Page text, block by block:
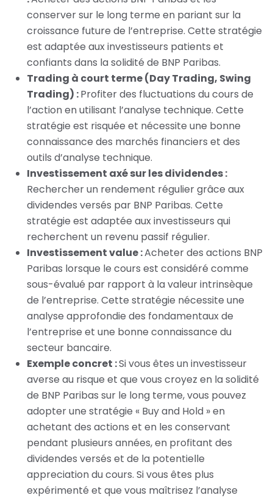
conserver sur le long terme en pariant sur la
croissance future de l’entreprise. Cette stratégie
est adaptée aux investisseurs patients et
confiants dans la solidité de BNP Paribas.
Trading à court terme (Day Trading, Swing
Trading) :Profiter des fluctuations du cours de
l’action en utilisant l’analyse technique. Cette
stratégie est risquée et nécessite une bonne
connaissance des marchés financiers et des
outils d’analyse technique.
Investissement axé sur les dividendes :
Rechercher un rendement régulier grâce aux
dividendes versés par BNP Paribas. Cette
stratégie est adaptée aux investisseurs qui
recherchent un revenu passif régulier.
Investissement value :Acheter des actions BNP
Paribas lorsque le cours est considéré comme
sous-évalué par rapport à la valeur intrinsèque
de l’entreprise. Cette stratégie nécessite une
analyse approfondie des fondamentaux de
l’entreprise et une bonne connaissance du
secteur bancaire.
Exemple concret :Si vous êtes un investisseur
averse au risque et que vous croyez en la solidité
de BNP Paribas sur le long terme, vous pouvez
adopter une stratégie « Buy and Hold » en
achetant des actions et en les conservant
pendant plusieurs années, en profitant des
dividendes versés et de la potentielle
appreciation du cours. Si vous êtes plus
expérimenté et que vous maîtrisez l’analyse